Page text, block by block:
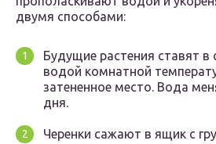
двумя способами:
Будущие растения ставят в
водой комнатной
затененное место. Вода
дня.
Черенки сажают в ящик с